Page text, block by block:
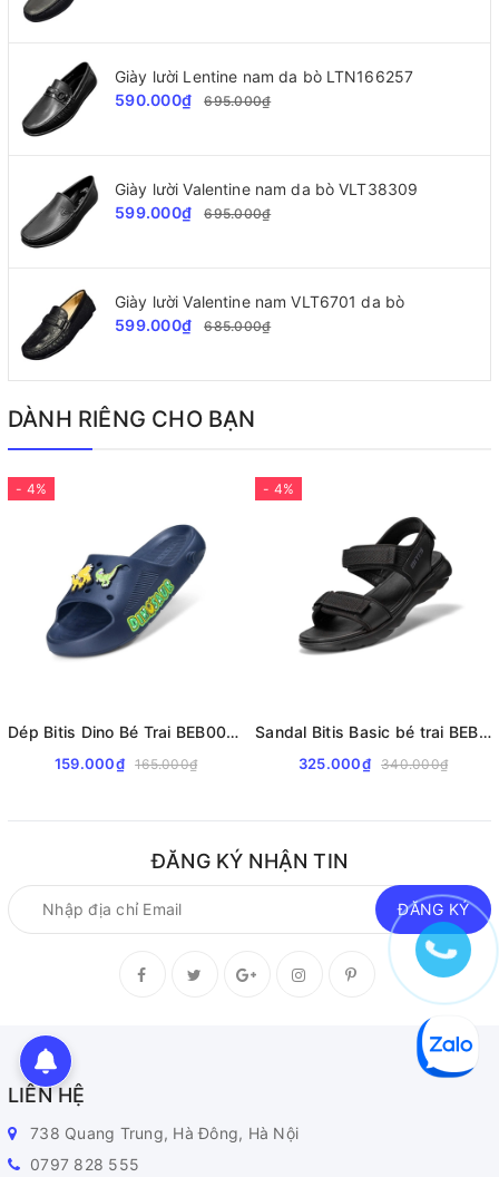
Giày lười Lentine nam da bò LTN166257
590.000₫
695.000₫
Giày lười Valentine nam da bò VLT38309
599.000₫
695.000₫
Giày lười Valentine nam VLT6701 da bò
599.000₫
685.000₫
DÀNH RIÊNG CHO BẠN
- 4%
Dép Bitis Dino Bé Trai BEB008700
159.000₫ 165.000₫
- 4%
Sandal Bitis Basic bé trai BEB008000
325.000₫ 340.000₫
ĐĂNG KÝ NHẬN TIN
ĐĂNG KÝ
LIÊN HỆ
738 Quang Trung, Hà Đông, Hà Nội
0797 828 555